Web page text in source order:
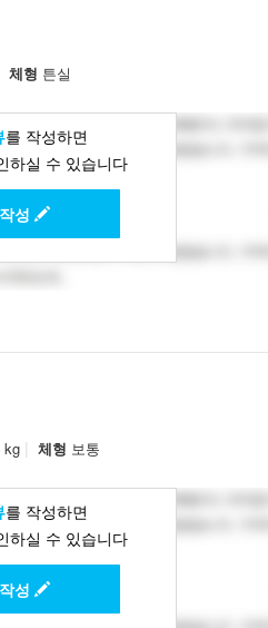
체형 튼실
를 작성하면
하실 수 있습니다
성
kg | 체형 보통
를 작성하면
하실 수 있습니다
성